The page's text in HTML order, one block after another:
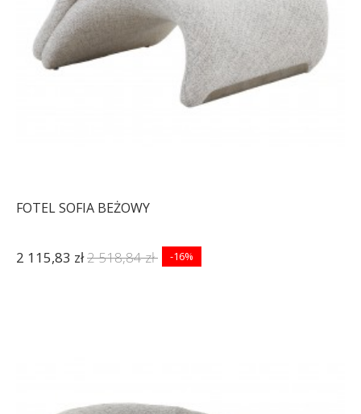
FOTEL SOFIA BEŻOWY
2 115,83 zł2 518,84 zł -16%